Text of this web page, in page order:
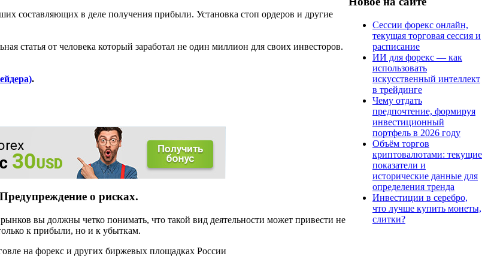
составляющих в деле получения прибыли. Установка стоп ордеров и другие
статья от человека который заработал не один миллион для своих инвесторов.
.
Предупреждение о рисках.
вы должны четко понимать, что такой вид деятельности может привести не
к прибыли, но и к убыткам.
на форекс и других биржевых площадках России
Сессии форекс онлайн,
текущая торговая сессия и
расписание
ИИ для форекс — как
использовать
искусственный интеллект
в трейдинге
Чему отдать
предпочтение, формируя
инвестиционный
портфель в 2026 году
Объём торгов
криптовалютами: текущие
показатели и
исторические данные для
определения тренда
Инвестиции в серебро,
что лучше купить монеты,
слитки?